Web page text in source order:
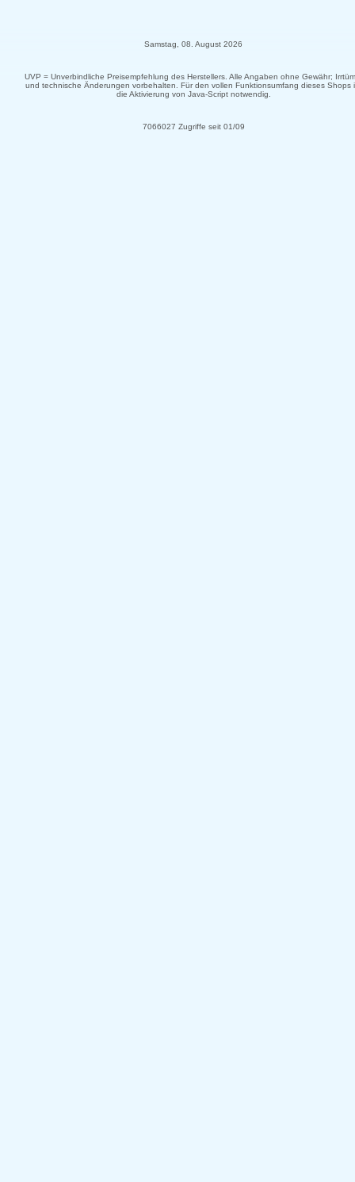
Samstag, 08. August 2026
UVP = Unverbindliche Preisempfehlung des Herstellers. Alle Angaben ohne Gewähr;
und technische Änderungen vorbehalten. Für den vollen Funktionsumfang dieses Shops
die Aktivierung von Java-Script notwendig.
7066027 Zugriffe seit 01/09